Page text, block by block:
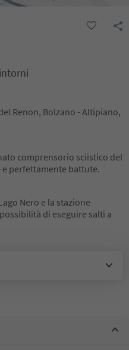
Renon, Bolzano - Altipiano,
comprensorio sciistico del
e perfettamente battute.
Nero e la stazione
di eseguire salti a